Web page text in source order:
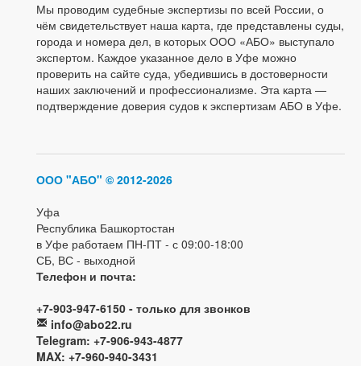
Мы проводим судебные экспертизы по всей России, о
чём свидетельствует наша карта, где представлены суды,
города и номера дел, в которых ООО «АБО» выступало
экспертом. Каждое указанное дело в Уфе можно
проверить на сайте суда, убедившись в достоверности
наших заключений и профессионализме. Эта карта —
подтверждение доверия судов к экспертизам АБО в Уфе.
ООО "АБО" © 2012-2026
Уфа
Республика Башкортостан
в Уфе работаем ПН-ПТ - с 09:00-18:00
СБ, ВС - выходной
Телефон и почта:
+7-903-947-6150 - только для звонков
info@abo22.ru
Telegram: +7-906-943-4877
MAX: +7-960-940-3431